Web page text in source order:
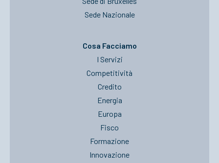
Sede Nazionale
Cosa Facciamo
I Servizi
Competitività
Credito
Energia
Europa
Fisco
Formazione
Innovazione